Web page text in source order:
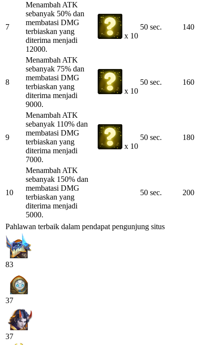
7
Menambah ATK
sebanyak 50% dan
membatasi DMG
terbiaskan yang
diterima menjadi
12000.
x 10
50 sec. 140
8
Menambah ATK
sebanyak 75% dan
membatasi DMG
terbiaskan yang
diterima menjadi
9000.
x 10
50 sec. 160
9
Menambah ATK
sebanyak 110% dan
membatasi DMG
terbiaskan yang
diterima menjadi
7000.
x 10
50 sec. 180
10
Menambah ATK
sebanyak 150% dan
membatasi DMG
terbiaskan yang
diterima menjadi
5000.
50 sec. 200
Pahlawan terbaik dalam pendapat pengunjung situs
83
37
37